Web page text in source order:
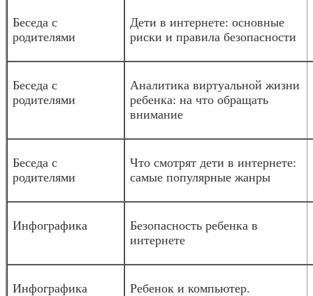
Беседа с
родителями
Дети в интернете: основные
риски и правила безопасности
Беседа с
родителями
Аналитика виртуальной жизни
ребенка: на что обращать
внимание
Беседа с
родителями
Что смотрят дети в интернете:
самые популярные жанры
Инфографика
Безопасность ребенка в
интернете
Инфографика Ребенок и компьютер.